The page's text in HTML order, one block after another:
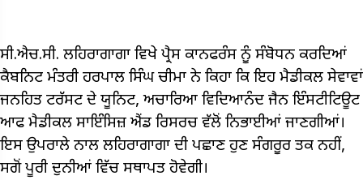
ਸੀ.ਐਚ.ਸੀ. ਲਹਿਰਾਗਾਗਾ ਵਿਖੇ ਪ੍ਰੈਸ ਕਾਨਫਰੰਸ ਨੂੰ ਸੰਬੋਧਨ ਕਰਦਿਆਂ
ਕੈਬਨਿਟ ਮੰਤਰੀ ਹਰਪਾਲ ਸਿੰਘ ਚੀਮਾ ਨੇ ਕਿਹਾ ਕਿ ਇਹ ਮੈਡੀਕਲ ਸੇਵਾਵਾਂ
ਜਨਹਿਤ ਟਰੱਸਟ ਦੇ ਯੂਨਿਟ, ਅਚਾਰਿਆ ਵਿਦਿਆਨੰਦ ਜੈਨ ਇੰਸਟੀਟਿਊਟ
ਆਫ ਮੈਡੀਕਲ ਸਾਇੰਸਿਜ਼ ਐਂਡ ਰਿਸਰਚ ਵੱਲੋਂ ਨਿਭਾਈਆਂ ਜਾਣਗੀਆਂ।
ਇਸ ਉਪਰਾਲੇ ਨਾਲ ਲਹਿਰਾਗਾਗਾ ਦੀ ਪਛਾਣ ਹੁਣ ਸੰਗਰੂਰ ਤਕ ਨਹੀਂ,
ਸਗੋਂ ਪੂਰੀ ਦੁਨੀਆਂ ਵਿੱਚ ਸਥਾਪਤ ਹੋਵੇਗੀ।